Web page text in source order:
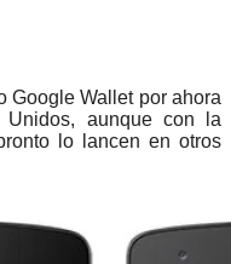
Google Wallet por ahora
aunque con la
lo lancen en otros